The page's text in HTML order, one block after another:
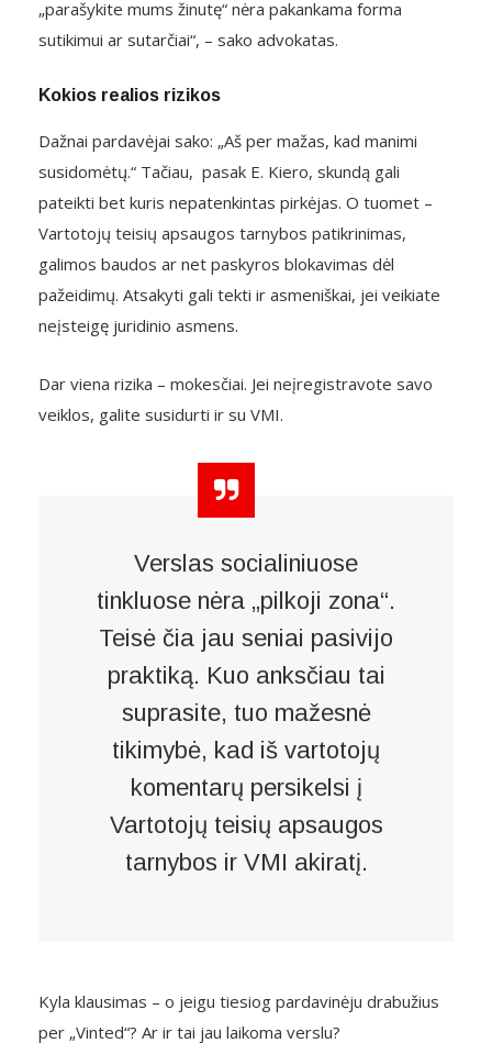
„parašykite mums žinutę“ nėra pakankama forma
sutikimui ar sutarčiai“, – sako advokatas.
Kokios realios rizikos
Dažnai pardavėjai sako: „Aš per mažas, kad manimi
susidomėtų.“ Tačiau, pasak E. Kiero, skundą gali
pateikti bet kuris nepatenkintas pirkėjas. O tuomet –
Vartotojų teisių apsaugos tarnybos patikrinimas,
galimos baudos ar net paskyros blokavimas dėl
pažeidimų. Atsakyti gali tekti ir asmeniškai, jei veikiate
neįsteigę juridinio asmens.
Dar viena rizika – mokesčiai. Jei neįregistravote savo
veiklos, galite susidurti ir su VMI.
Verslas socialiniuose
tinkluose nėra „pilkoji zona“.
Teisė čia jau seniai pasivijo
praktiką. Kuo anksčiau tai
suprasite, tuo mažesnė
tikimybė, kad iš vartotojų
komentarų persikelsi į
Vartotojų teisių apsaugos
tarnybos ir VMI akiratį.
Kyla klausimas – o jeigu tiesiog pardavinėju drabužius
per „Vinted“? Ar ir tai jau laikoma verslu?